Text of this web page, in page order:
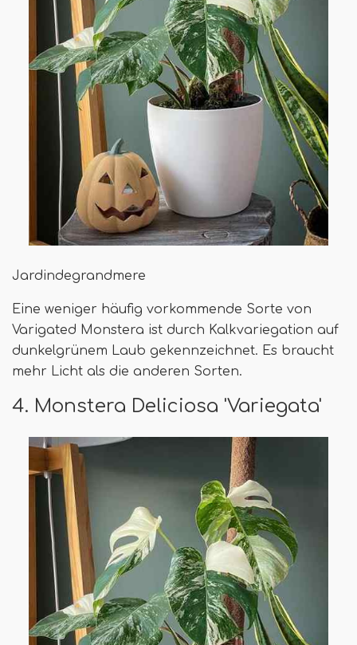
Jardindegrandmere
Eine weniger häufig vorkommende Sorte von
Varigated Monstera ist durch Kalkvariegation auf
dunkelgrünem Laub gekennzeichnet. Es braucht
mehr Licht als die anderen Sorten.
4. Monstera Deliciosa 'Variegata'